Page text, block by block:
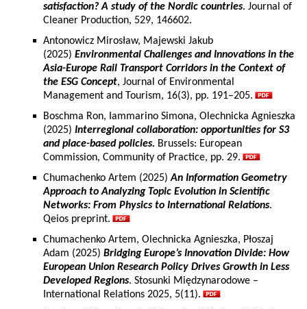
satisfaction? A study of the Nordic countries. Journal of
Cleaner Production, 529, 146602.
Antonowicz Mirosław, Majewski Jakub
(2025) Environmental Challenges and Innovations in the
Asia-Europe Rail Transport Corridors in the Context of
the ESG Concept, Journal of Environmental
Management and Tourism, 16(3), pp. 191–205.
Boschma Ron, Iammarino Simona, Olechnicka Agnieszka
(2025) Interregional collaboration: opportunities for S3
and place-based policies. Brussels: European
Commission, Community of Practice, pp. 29.
Chumachenko Artem (2025)An Information Geometry
Approach to Analyzing Topic Evolution in Scientific
Networks: From Physics to International Relations.
Qeios preprint.
Chumachenko Artem, Olechnicka Agnieszka, Płoszaj
Adam (2025) Bridging Europe’s Innovation Divide: How
European Union Research Policy Drives Growth in Less
Developed Regions. Stosunki Międzynarodowe –
International Relations 2025, 5(11).